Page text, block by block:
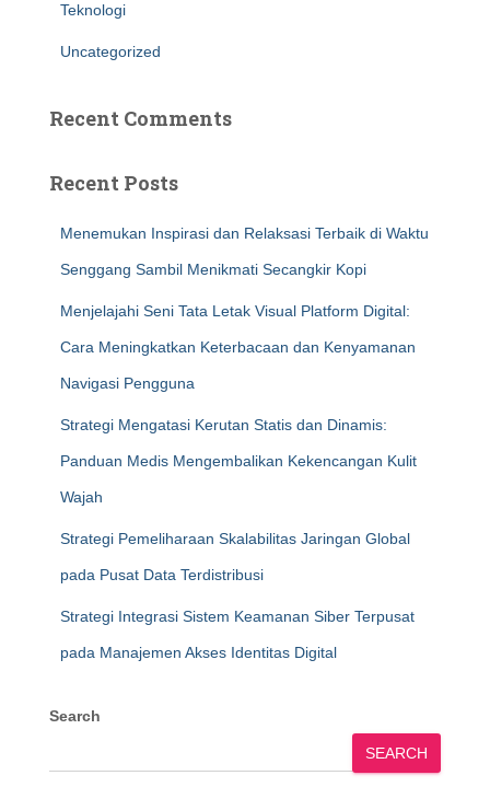
Teknologi
Uncategorized
Recent Comments
Recent Posts
Menemukan Inspirasi dan Relaksasi Terbaik di Waktu
Senggang Sambil Menikmati Secangkir Kopi
Menjelajahi Seni Tata Letak Visual Platform Digital:
Cara Meningkatkan Keterbacaan dan Kenyamanan
Navigasi Pengguna
Strategi Mengatasi Kerutan Statis dan Dinamis:
Panduan Medis Mengembalikan Kekencangan Kulit
Wajah
Strategi Pemeliharaan Skalabilitas Jaringan Global
pada Pusat Data Terdistribusi
Strategi Integrasi Sistem Keamanan Siber Terpusat
pada Manajemen Akses Identitas Digital
Search
SEARCH